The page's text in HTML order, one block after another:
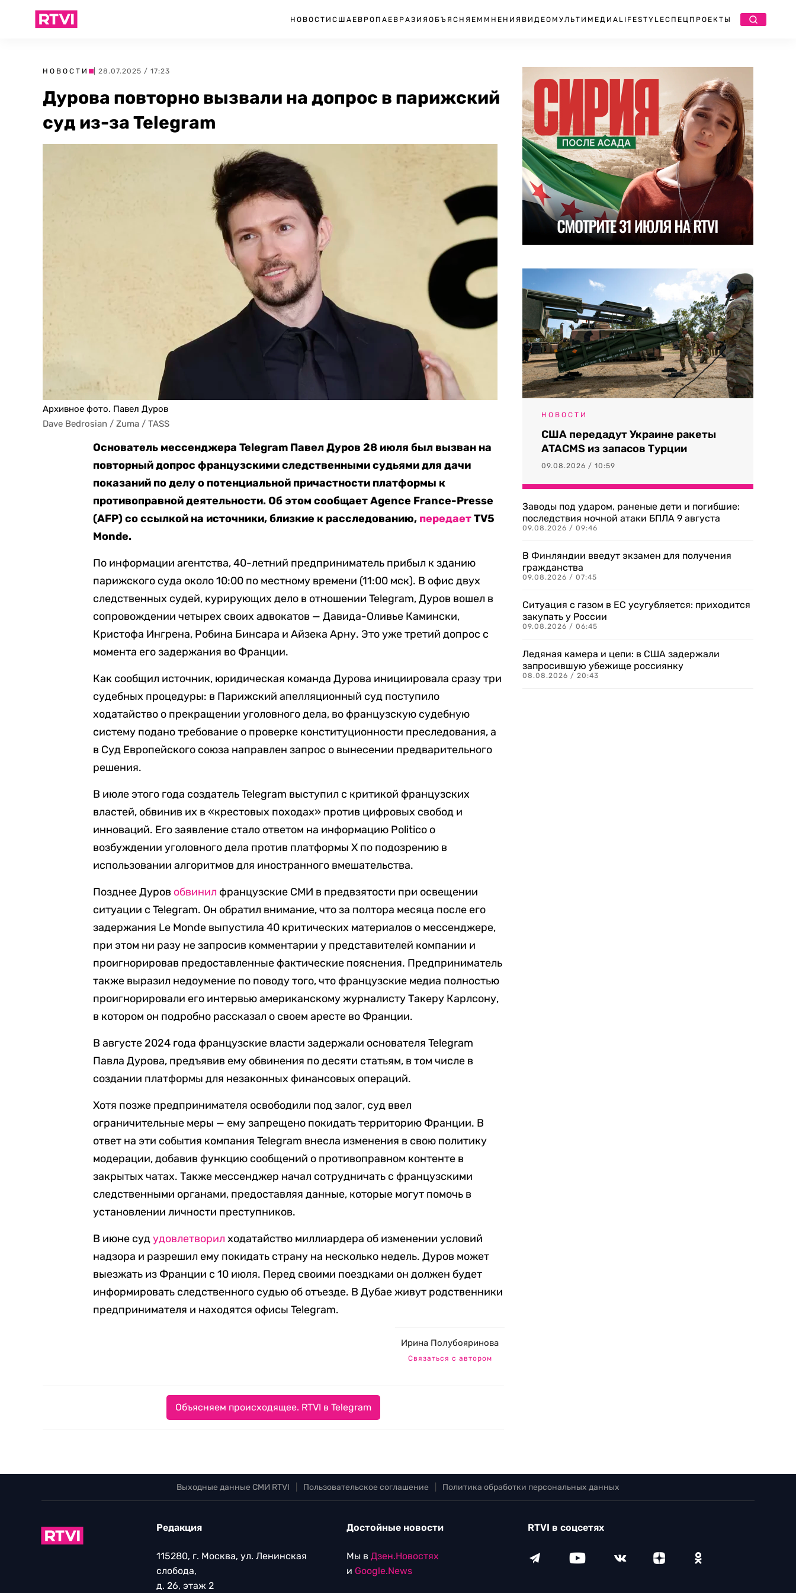
НОВОСТИ США ЕВРОПА ЕВРАЗИЯ ОБЪЯСНЯЕМ МНЕНИЯ ВИДЕО МУЛЬТИМЕДИА LIFESTYLEСПЕЦПРОЕКТЫ
НОВОСТИ | 28.07.2025 / 17:23
Дурова повторно вызвали на допрос в парижский
суд из-за Telegram
Архивное фото. Павел Дуров
Dave Bedrosian / Zuma / TASS
Основатель мессенджера Telegram Павел Дуров 28 июля был вызван на
повторный допрос французскими следственными судьями для дачи
показаний по делу о потенциальной причастности платформы к
противоправной деятельности. Об этом сообщает Agence France-Presse
(AFP) со ссылкой на источники, близкие к расследованию, передаетTV5
Monde.
По информации агентства, 40-летний предприниматель прибыл к зданию
парижского суда около 10:00 по местному времени (11:00 мск). В офис двух
следственных судей, курирующих дело в отношении Telegram, Дуров вошел в
сопровождении четырех своих адвокатов — Давида-Оливье Камински,
Кристофа Ингрена, Робина Бинсара и Айзека Арну. Это уже третий допрос с
момента его задержания во Франции.
Как сообщил источник, юридическая команда Дурова инициировала сразу три
судебных процедуры: в Парижский апелляционный суд поступило
ходатайство о прекращении уголовного дела, во французскую судебную
систему подано требование о проверке конституционности преследования, а
в Суд Европейского союза направлен запрос о вынесении предварительного
решения.
В июле этого года создатель Telegram выступил с критикой французских
властей, обвинив их в «крестовых походах» против цифровых свобод и
инноваций. Его заявление стало ответом на информацию Politico о
возбуждении уголовного дела против платформы X по подозрению в
использовании алгоритмов для иностранного вмешательства.
Позднее Дуров обвинил французские СМИ в предвзятости при освещении
ситуации с Telegram. Он обратил внимание, что за полтора месяца после его
задержания Le Monde выпустила 40 критических материалов о мессенджере,
при этом ни разу не запросив комментарии у представителей компании и
проигнорировав предоставленные фактические пояснения. Предприниматель
также выразил недоумение по поводу того, что французские медиа полностью
проигнорировали его интервью американскому журналисту Такеру Карлсону,
в котором он подробно рассказал о своем аресте во Франции.
В августе 2024 года французские власти задержали основателя Telegram
Павла Дурова, предъявив ему обвинения по десяти статьям, в том числе в
создании платформы для незаконных финансовых операций.
Хотя позже предпринимателя освободили под залог, суд ввел
ограничительные меры — ему запрещено покидать территорию Франции. В
ответ на эти события компания Telegram внесла изменения в свою политику
модерации, добавив функцию сообщений о противоправном контенте в
закрытых чатах. Также мессенджер начал сотрудничать с французскими
следственными органами, предоставляя данные, которые могут помочь в
установлении личности преступников.
В июне судудовлетворил ходатайство миллиардера об изменении условий
надзора и разрешил ему покидать страну на несколько недель. Дуров может
выезжать из Франции с 10 июля. Перед своими поездками он должен будет
информировать следственного судью об отъезде. В Дубае живут родственники
предпринимателя и находятся офисы Telegram.
Ирина Полубояринова
Связаться с автором
Объясняем происходящее. RTVI в Telegram
НОВОСТИ
США передадут Украине ракеты
ATACMS из запасов Турции
09.08.2026 / 10:59
Заводы под ударом, раненые дети и погибшие:
последствия ночной атаки БПЛА 9 августа
09.08.2026 / 09:46
В Финляндии введут экзамен для получения
гражданства
09.08.2026 / 07:45
Ситуация с газом в ЕС усугубляется: приходится
закупать у России
09.08.2026 / 06:45
Ледяная камера и цепи: в США задержали
запросившую убежище россиянку
08.08.2026 / 20:43
Выходные данные СМИ RTVI Пользовательское соглашение Политика обработки персональных данных
Редакция
115280, г. Москва, ул. Ленинская
слобода,
д. 26, этаж 2
Достойные новости
Мы в Дзен.Новостях
и Google.News
RTVI в соцсетях